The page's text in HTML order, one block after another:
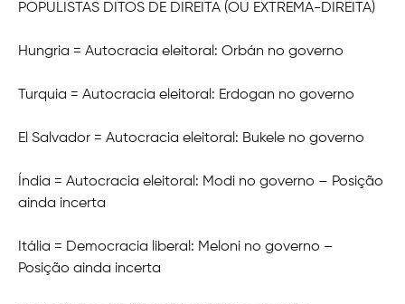
POPULISTAS DITOS DE DIREITA (OU EXTREMA-DIREITA)
Hungria = Autocracia eleitoral: Orbán no governo
Turquia = Autocracia eleitoral: Erdogan no governo
El Salvador = Autocracia eleitoral: Bukele no governo
Índia = Autocracia eleitoral: Modi no governo – Posição
ainda incerta
Itália = Democracia liberal: Meloni no governo –
Posição ainda incerta